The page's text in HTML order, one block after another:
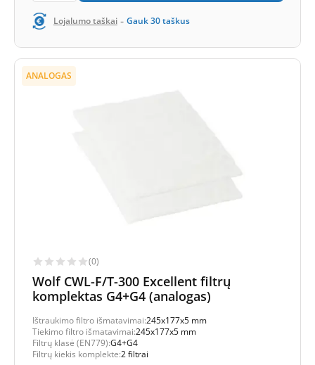
Lojalumo taškai - Gauk30taškus
ANALOGAS
(0)
Wolf CWL-F/T-300 Excellent filtrų
komplektas G4+G4 (analogas)
Ištraukimo filtro išmatavimai:245x177x5 mm
Tiekimo filtro išmatavimai:245x177x5 mm
Filtrų klasė (EN779):G4+G4
Filtrų kiekis komplekte:2 filtrai